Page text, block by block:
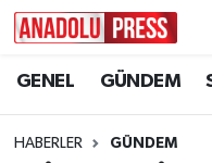
GENEL GÜNDEM
HABERLER GÜNDEM
Nöbetçi
Hava Durumu